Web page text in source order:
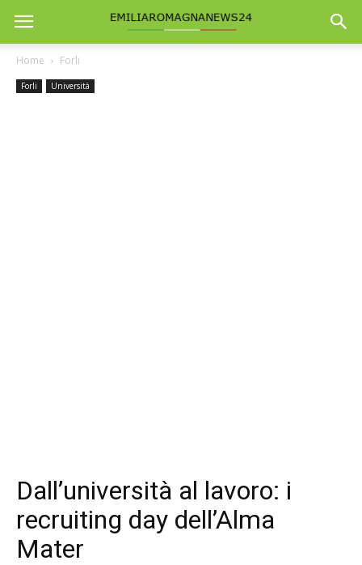
Home Forli
Forli Università
Dall’università al lavoro: i
recruiting day dell’Alma
Mater